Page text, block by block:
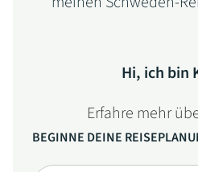
Hi, ich bin
Erfahre mehr
BEGINNE DEINE